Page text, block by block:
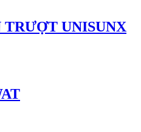
UNISUNX